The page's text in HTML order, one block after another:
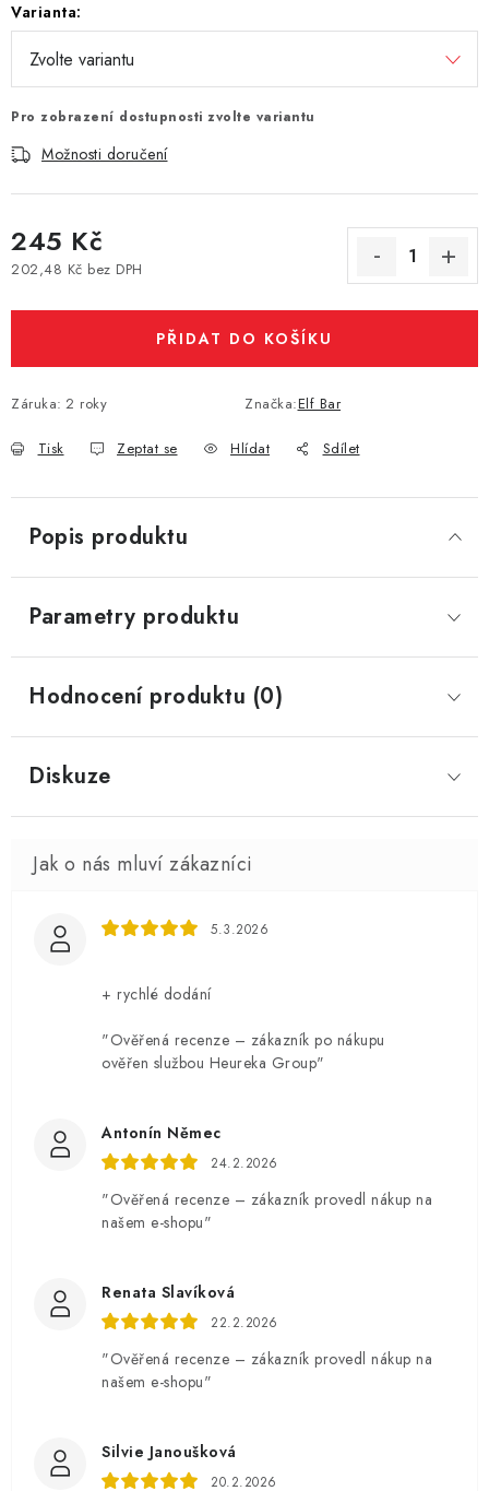
Vše o nákupu
Kontakty
Prodejny Volná místa
Varianta:
Pro zobrazení dostupnosti zvolte variantu
Možnosti doručení
245 Kč
202,48 Kč bez DPH
PŘIDAT DO KOŠÍKU
Záruka: 2 roky Značka:Elf Bar
Tisk Zeptat se Hlídat Sdílet
Popis produktu
Parametry produktu
Hodnocení produktu (0)
Diskuze
5.3.2026
+ rychlé dodání
"Ověřená recenze – zákazník po nákupu
ověřen službou Heureka Group"
Antonín Němec
24.2.2026
"Ověřená recenze – zákazník provedl nákup na
našem e-shopu"
Renata Slavíková
22.2.2026
"Ověřená recenze – zákazník provedl nákup na
našem e-shopu"
Silvie Janoušková
20.2.2026